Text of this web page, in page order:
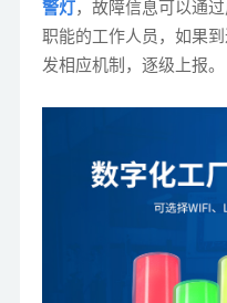
警灯，故障信息可以通
职能的工作人员，如果
发相应机制，逐级上报。